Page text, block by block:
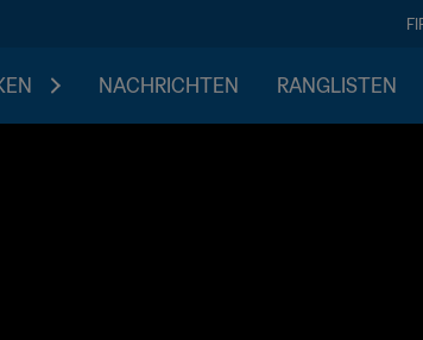
NACHRICHTEN RANGLISTEN